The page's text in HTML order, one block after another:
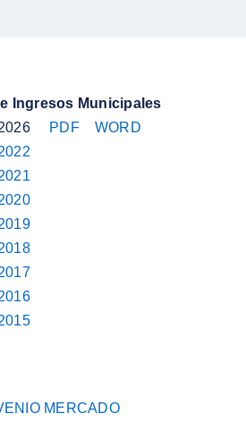
Ingresos Municipales
PDF
WORD
MERCADO